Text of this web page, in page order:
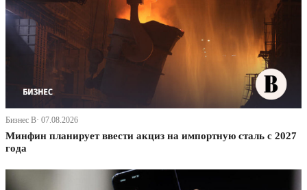
Бизнес В· 07.08.2026
Минфин планирует ввести акциз на импортную сталь с 2027
года